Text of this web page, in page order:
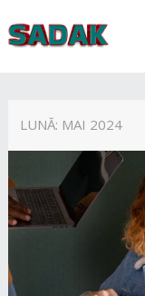
LUNĂ: MAI 2024